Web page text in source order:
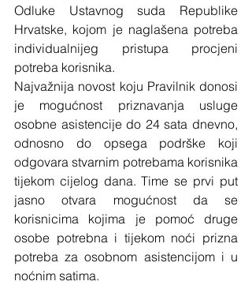
Odluke Ustavnog suda Republike
Hrvatske, kojom je naglašena potreba
individualnijeg pristupa procjeni
potreba korisnika.
Najvažnija novost koju Pravilnik donosi
je mogućnost priznavanja usluge
osobne asistencije do 24 sata dnevno,
odnosno do opsega podrške koji
odgovara stvarnim potrebama korisnika
tijekom cijelog dana. Time se prvi put
jasno otvara mogućnost da se
korisnicima kojima je pomoć druge
osobe potrebna i tijekom noći prizna
potreba za osobnom asistencijom i u
noćnim satima.